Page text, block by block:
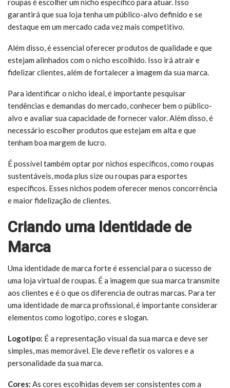
roupas é escolher um nicho específico para atuar. Isso
garantirá que sua loja tenha um público-alvo definido e se
destaque em um mercado cada vez mais competitivo.
Além disso, é essencial oferecer produtos de qualidade e que
estejam alinhados com o nicho escolhido. Isso irá atrair e
fidelizar clientes, além de fortalecer a imagem da sua marca.
Para identificar o nicho ideal, é importante pesquisar
tendências e demandas do mercado, conhecer bem o público-
alvo e avaliar sua capacidade de fornecer valor. Além disso, é
necessário escolher produtos que estejam em alta e que
tenham boa margem de lucro.
É possível também optar por nichos específicos, como roupas
sustentáveis, moda plus size ou roupas para esportes
específicos. Esses nichos podem oferecer menos concorrência
e maior fidelização de clientes.
Criando uma Identidade de
Marca
Uma identidade de marca forte é essencial para o sucesso de
uma loja virtual de roupas. É a imagem que sua marca transmite
aos clientes e é o que os diferencia de outras marcas. Para ter
uma identidade de marca profissional, é importante considerar
elementos como logotipo, cores e slogan.
Logotipo: É a representação visual da sua marca e deve ser
simples, mas memorável. Ele deve refletir os valores e a
personalidade da sua marca.
Cores: As cores escolhidas devem ser consistentes com a